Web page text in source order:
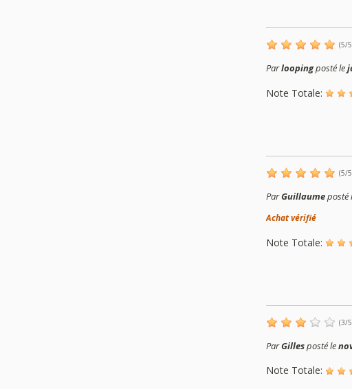
(5/5
Parloopingposté le
Note Totale:
(5/5
ParGuillaumeposté
Achat vérifié
Note Totale:
(3/5
ParGillesposté le
Note Totale: